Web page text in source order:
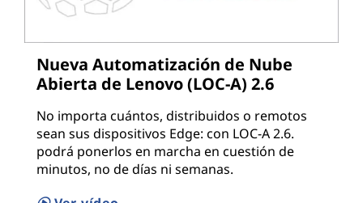
Nueva Automatización de Nube
Abierta de Lenovo (LOC-A) 2.6
No importa cuántos, distribuidos o remotos
sean sus dispositivos Edge: con LOC-A 2.6.
podrá ponerlos en marcha en cuestión de
minutos, no de días ni semanas.